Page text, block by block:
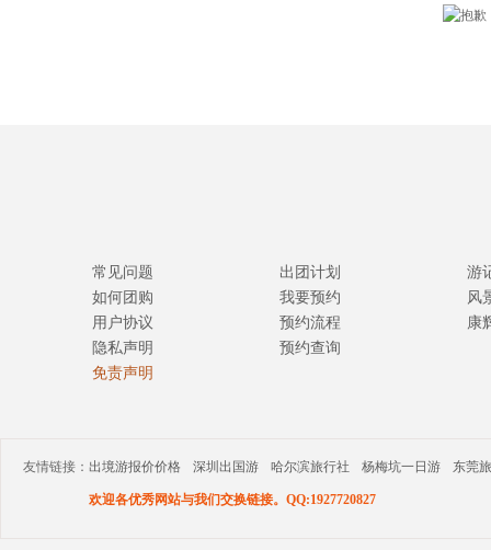
常见问题
如何团购
用户协议
隐私声明
免责声明
出团计划
我要预约
预约流程
预约查询
游
风
康
友情链接： 出境游报价价格 深圳出国游 哈尔滨旅行社 杨梅坑一日游 东莞
欢迎各优秀网站与我们交换链接。QQ:1927720827